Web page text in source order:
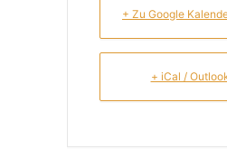
+ Zu Google
+ iCal /